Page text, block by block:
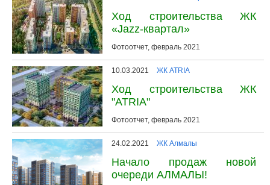
Ход строительства ЖК
«Jazz-квартал»
Фотоотчет, февраль 2021
10.03.2021 ЖК ATRIA
Ход строительства ЖК
"ATRIA"
Фотоотчет, февраль 2021
24.02.2021 ЖК Алмалы
Начало продаж новой
очереди АЛМАЛЫ!